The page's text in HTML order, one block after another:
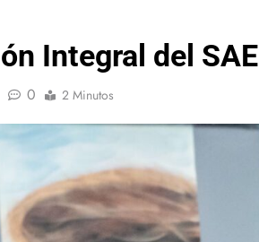
Integral del SAE
0 2 Minutos